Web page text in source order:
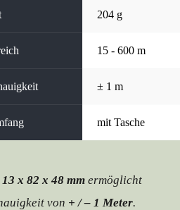
204 g
15 - 600 m
± 1 m
mit Tasche
13 x 82 x 48 mm ermöglicht
von + / – 1 Meter.